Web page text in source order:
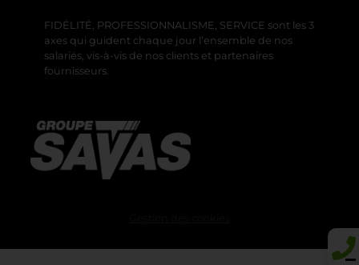
FIDÉLITÉ, PROFESSIONNALISME, SERVICE sont les 3
axes qui guident chaque jour l’ensemble de nos
salariés, vis-à-vis de nos clients et partenaires
fournisseurs.